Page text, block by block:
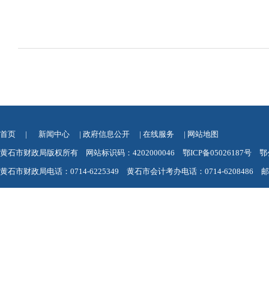
首页 | 新闻中心 | 政府信息公开 | 在线服务 | 网站地图
黄石市财政局版权所有 网站标识码：4202000046 鄂ICP备05026187号 鄂
黄石市财政局电话：0714-6225349 黄石市会计考办电话：0714-6208486